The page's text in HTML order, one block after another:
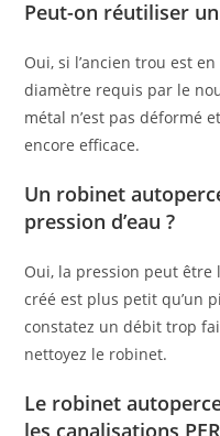
Peut-on réutiliser
Oui, si l’ancien trou est
diamètre requis par le
métal n’est pas déformé
encore efficace.
Un robinet
pression d’eau ?
Oui, la pression peut être
créé est plus petit qu’un
constatez un débit trop
nettoyez le robinet.
Le robinet
les canalisations